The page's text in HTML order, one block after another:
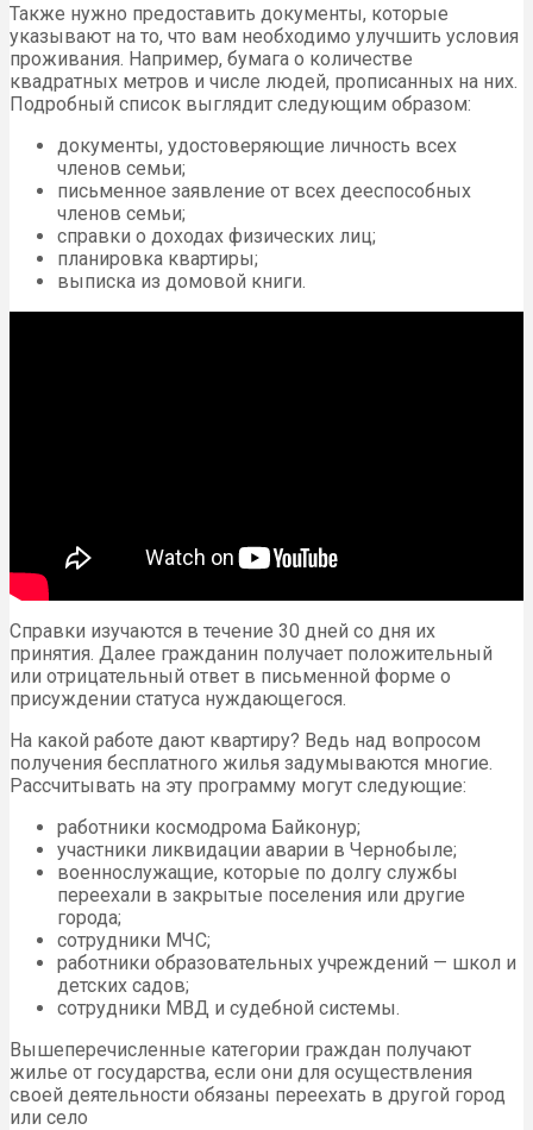
Также нужно предоставить документы, которые
указывают на то, что вам необходимо улучшить условия
проживания. Например, бумага о количестве
квадратных метров и числе людей, прописанных на них.
Подробный список выглядит следующим образом:
документы, удостоверяющие личность всех
членов семьи;
письменное заявление от всех дееспособных
членов семьи;
справки о доходах физических лиц;
планировка квартиры;
выписка из домовой книги.
Справки изучаются в течение 30 дней со дня их
принятия. Далее гражданин получает положительный
или отрицательный ответ в письменной форме о
присуждении статуса нуждающегося.
На какой работе дают квартиру? Ведь над вопросом
получения бесплатного жилья задумываются многие.
Рассчитывать на эту программу могут следующие:
работники космодрома Байконур;
участники ликвидации аварии в Чернобыле;
военнослужащие, которые по долгу службы
переехали в закрытые поселения или другие
города;
сотрудники МЧС;
работники образовательных учреждений — школ и
детских садов;
сотрудники МВД и судебной системы.
Вышеперечисленные категории граждан получают
жилье от государства, если они для осуществления
своей деятельности обязаны переехать в другой город
или село